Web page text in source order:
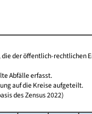
der öffentlich-rechtlichen
Abfälle erfasst.
auf die Kreise aufgeteilt.
des Zensus 2022)